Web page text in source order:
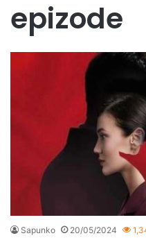
epizode
Sapunko 20/05/2024